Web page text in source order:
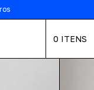
de R$700
0 ITENS